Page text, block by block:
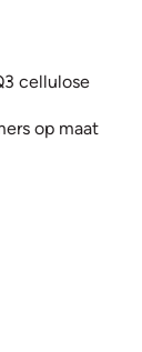
cellulose
op maat